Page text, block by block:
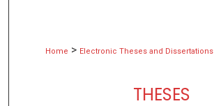
Home > Electronic Theses and Dissertations
THESES